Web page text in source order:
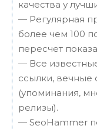
качества у
— Регулярная
более чем 100
пересчет
— Все
ссылки, вечные
(упоминания,
релизы).
— SeoHammer